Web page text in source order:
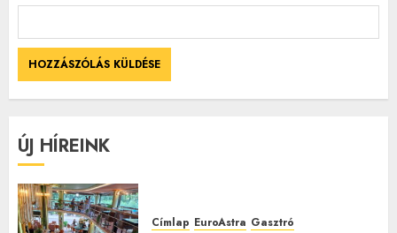
ÚJ HÍREINK
Címlap EuroAstra Gasztró